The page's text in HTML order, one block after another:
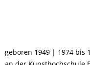
geboren 1949 | 1974 bis